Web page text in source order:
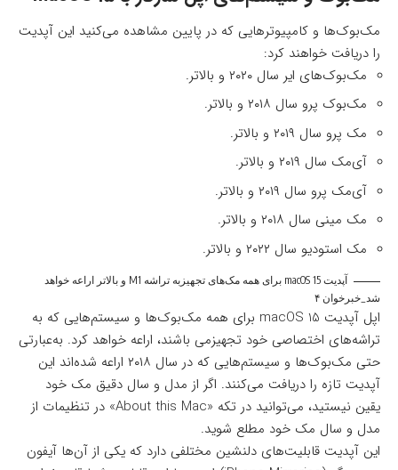
مک‌بوک‌ها و کامپیوترهایی که در پایین مشاهده می‌کنید این آپدیت
را دریافت خواهند کرد:
مک‌بوک‌های ایر سال ۲۰۲۰ و بالاتر.
مک‌بوک پرو سال ۲۰۱۸ و بالاتر.
مک پرو سال ۲۰۱۹ و بالاتر.
آی‌مک سال ۲۰۱۹ و بالاتر.
آی‌مک پرو سال ۲۰۱۹ و بالاتر.
مک مینی سال ۲۰۱۸ و بالاتر.
مک استودیو سال ۲۰۲۲ و بالاتر.
آپدیت macOS 15 برای همه مک‌های تجهیزبه تراشه M1 و بالاتر اراعه خواهد
شد_خبرخوان ۴
اپل آپدیت macOS 15 برای همه مک‌بوک‌ها و سیستم‌هایی که به
تراشه‌های اختصاصی خود تجهیزمی باشند، اراعه خواهد کرد. به‌عبارتی
حتی مک‌بوک‌ها و سیستم‌هایی که در سال ۲۰۱۸ اراعه شده‌اند این
آپدیت تازه را دریافت می‌کنند. اگر از مدل و سال دقیق مک خود
یقین نیستید، می‌توانید در تکه «About this Mac» در تنظیمات از
مدل و سال مک خود مطلع شوید.
این آپدیت قابلیت‌های دلنشین مختلفی دارد که یکی از آن‌ها آیفون